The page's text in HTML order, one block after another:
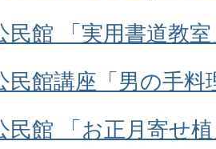
民館 「実用書道教
民館講座「男の手料
民館 「お正月寄せ